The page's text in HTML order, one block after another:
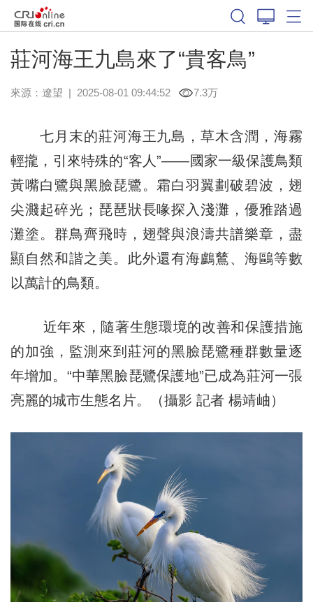
莊河海王九島來了“貴客鳥”
來源： 遼望 | 2025-08-01 09:44:52 7.3万
七月末的莊河海王九島，草木含潤，海霧
輕攏，引來特殊的“客人”——國家一級保護鳥類
黃嘴白鷺與黑臉琵鷺。霜白羽翼劃破碧波，翅
尖濺起碎光；琵琶狀長喙探入淺灘，優雅踏過
灘塗。群鳥齊飛時，翅聲與浪濤共譜樂章，盡
顯自然和諧之美。此外還有海鸕鶿、海鷗等數
以萬計的鳥類。
近年來，隨著生態環境的改善和保護措施
的加強，監測來到莊河的黑臉琵鷺種群數量逐
年增加。“中華黑臉琵鷺保護地”已成為莊河一張
亮麗的城市生態名片。（攝影 記者 楊靖岫）